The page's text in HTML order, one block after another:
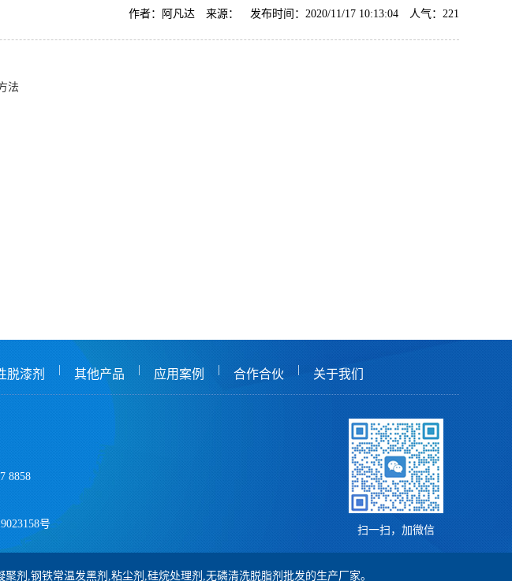
作者：阿凡达 来源： 发布时间：2020/11/17 10:13:04 人气： 221
法
脱漆剂 其他产品 应用案例 合作合伙 关于我们
8858
号
扫一扫，加微信
剂,钢铁常温发黑剂,粘尘剂,硅烷处理剂,无磷清洗脱脂剂批发的生产厂家。